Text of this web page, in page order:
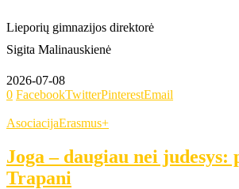
Lieporių gimnazijos direktorė
Sigita Malinauskienė
2026-07-08
0 FacebookTwitterPinterestEmail
AsociacijaErasmus+
Joga – daugiau nei judesys:
Trapani